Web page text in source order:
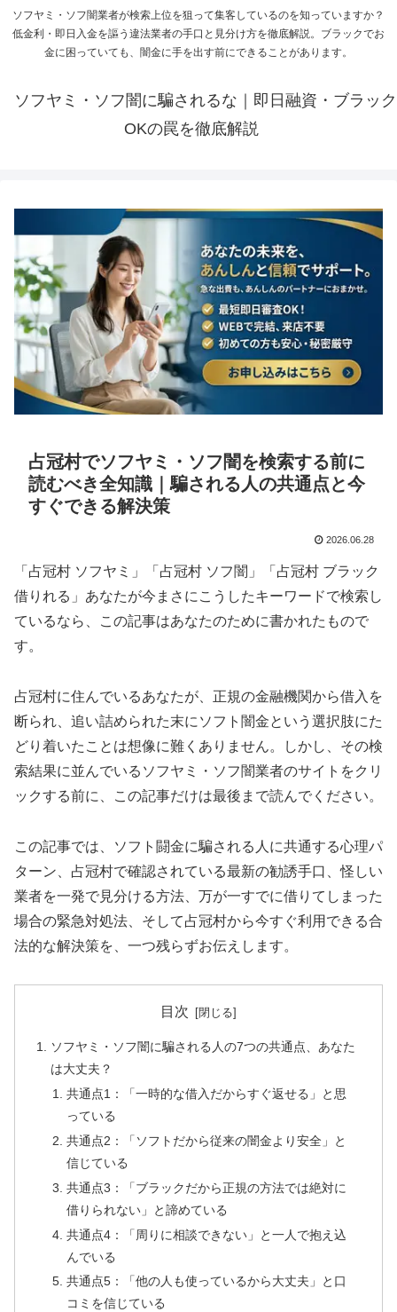
ソフヤミ・ソフ闇業者が検索上位を狙って集客しているのを知っていますか？
低金利・即日入金を謳う違法業者の手口と見分け方を徹底解説。ブラックでお
金に困っていても、闇金に手を出す前にできることがあります。
ソフヤミ・ソフ闇に騙されるな｜即日融資・ブラック
OKの罠を徹底解説
占冠村でソフヤミ・ソフ闇を検索する前に
読むべき全知識｜騙される人の共通点と今
すぐできる解決策
2026.06.28
「占冠村 ソフヤミ」「占冠村 ソフ闇」「占冠村 ブラック
借りれる」あなたが今まさにこうしたキーワードで検索し
ているなら、この記事はあなたのために書かれたもので
す。
占冠村に住んでいるあなたが、正規の金融機関から借入を
断られ、追い詰められた末にソフト闇金という選択肢にた
どり着いたことは想像に難くありません。しかし、その検
索結果に並んでいるソフヤミ・ソフ闇業者のサイトをクリ
ックする前に、この記事だけは最後まで読んでください。
この記事では、ソフト闘金に騙される人に共通する心理パ
ターン、占冠村で確認されている最新の勧誘手口、怪しい
業者を一発で見分ける方法、万が一すでに借りてしまった
場合の緊急対処法、そして占冠村から今すぐ利用できる合
法的な解決策を、一つ残らずお伝えします。
目次
ソフヤミ・ソフ闇に騙される人の7つの共通点、あなた
は大丈夫？
共通点1：「一時的な借入だからすぐ返せる」と思
っている
共通点2：「ソフトだから従来の闇金より安全」と
信じている
共通点3：「ブラックだから正規の方法では絶対に
借りられない」と諦めている
共通点4：「周りに相談できない」と一人で抱え込
んでいる
共通点5：「他の人も使っているから大丈夫」と口
コミを信じている